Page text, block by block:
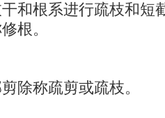
和根系进行疏枝和短
根。
除称疏剪或疏枝。